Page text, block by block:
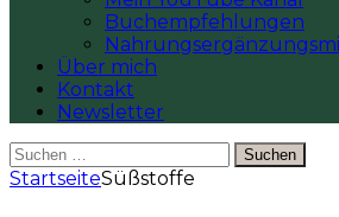
Buchempfehlungen
Über mich
Kontakt
Newsletter
Suchen
nach:
StartseiteSüßstoffe